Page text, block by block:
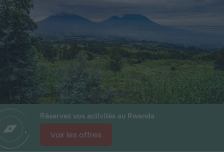
Réservez vos activités au Rwanda
Voir les offres